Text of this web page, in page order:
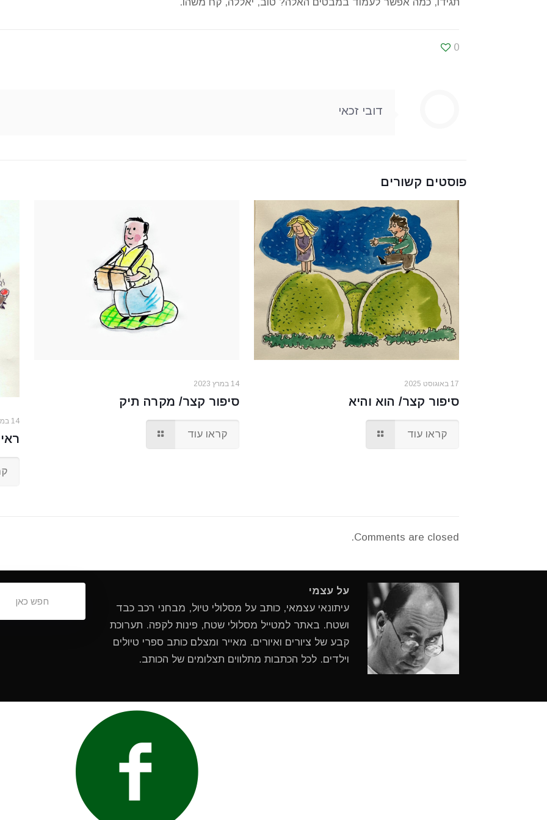
0
דובי זכאי
פוסטים קשורים
17 באוגוסט 2025
סיפור קצר/ הוא והיא
קראו עוד
14 במרץ 2023
סיפור קצר/ מקרה תיק
קראו עוד
14 במרץ 2023
Comments are closed.
על עצמי
עיתונאי עצמאי, כותב על מסלולי טיול, מבחני רכב כבד
ושטח. באתר למטייל מסלולי שטח, פינות לקפה. תערוכת
קבע של ציורים ואיורים. מאייר ומצלם כותב ספרי טיולים
וילדים. לכל הכתבות מתלווים תצלומים של הכותב.